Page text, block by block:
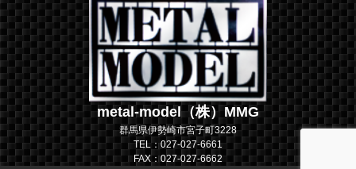
metal-model（株）MMG
群馬県伊勢崎市宮子町3228
TEL：027-027-6661
FAX：027-027-6662